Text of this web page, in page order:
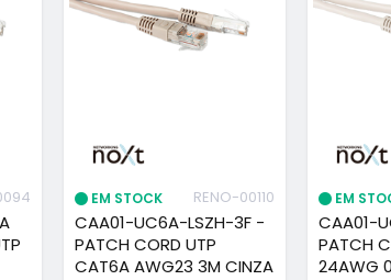
EM STOCK RENO-00110
CAA01-UC6A-LSZH-3F -
PATCH CORD UTP
CAT6A AWG23 3M CINZA
EM
CAA01-
PATCH
24AWG